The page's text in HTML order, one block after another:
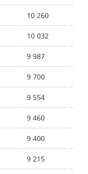
10 260
10 032
9 987
9 700
9 554
9 460
9 400
9 215